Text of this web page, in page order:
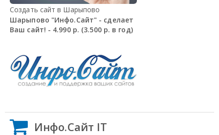
Создать сайт в Шарыпово
Шарыпово "Инфо.Сайт" - сделает
Ваш сайт! - 4.990 р. (3.500 р. в год)
Инфо.Сайт IT